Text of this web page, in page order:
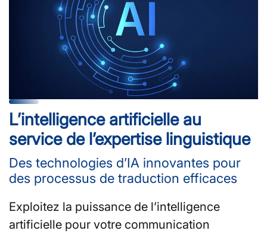
L’intelligence artificielle au
service de l’expertise linguistique
Des technologies d’IA innovantes pour
des processus de traduction efficaces
Exploitez la puissance de l’intelligence
artificielle pour votre communication